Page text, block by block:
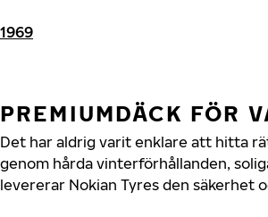
1969
PREMIUMDÄCK FÖR
Det har aldrig varit enklare att hitta
genom hårda vinterförhållanden,
levererar Nokian Tyres den säkerhet